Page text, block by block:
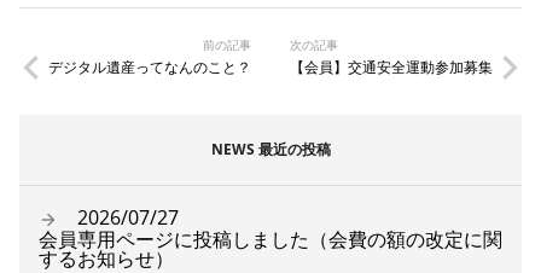
前の記事
デジタル遺産ってなんのこと？
次の記事
【会員】交通安全運動参加募集
NEWS 最近の投稿
2026/07/27
会員専用ページに投稿しました（会費の額の改定に関
するお知らせ）